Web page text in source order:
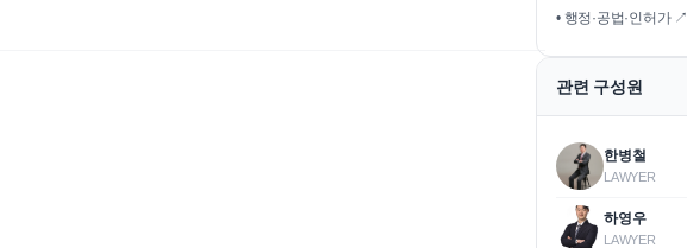
• 행정·공법·인허가 ↗
관련 구성원
한병철
LAWYER
하영우
LAWYER